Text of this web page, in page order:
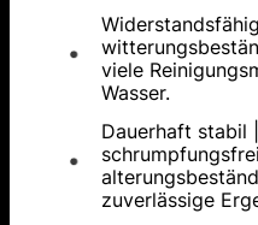
viele
Wasser.
Dauerhaft stabil
zuverlässige